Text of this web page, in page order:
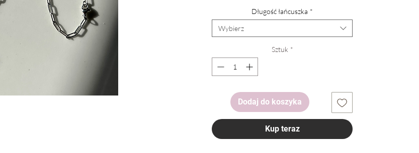
Długość łańcuszka *
Wybierz
Sztuk *
Dodaj do koszyka
Kup teraz